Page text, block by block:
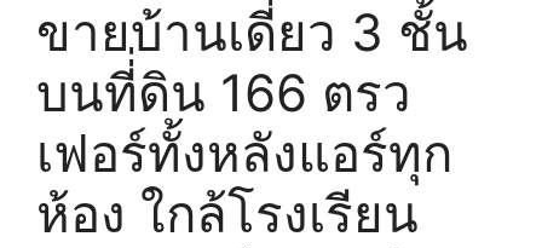
ขายบ้านเดี่ยว 3 ชั้น
บนที่่ดิน 166 ตรว
เฟอร์ทั้งหลังแอร์ทุก
ห้อง ใกล้โรงเรียน